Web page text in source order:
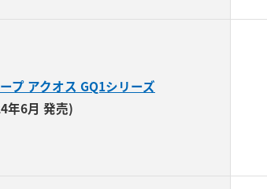
プ アクオス GQ1シリーズ
年6月 発売)